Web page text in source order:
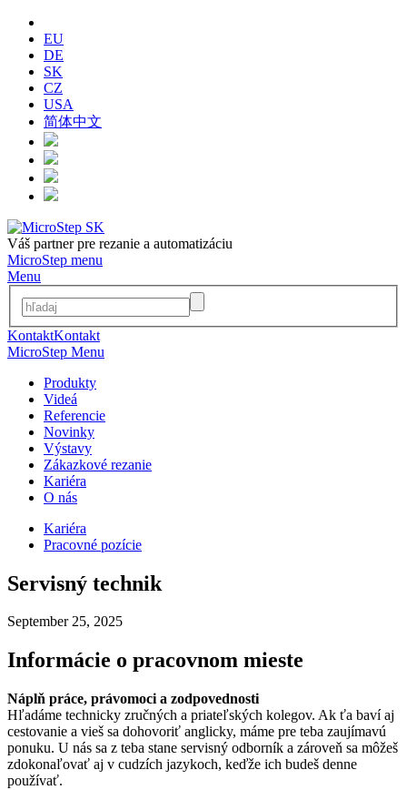
EU
DE
SK
CZ
USA
简体中文
Váš partner pre rezanie a automatizáciu
MicroStep menu
Menu
KontaktKontakt
MicroStep Menu
Produkty
Videá
Referencie
Novinky
Výstavy
Zákazkové rezanie
Kariéra
O nás
Kariéra
Pracovné pozície
Servisný technik
September 25, 2025
Informácie o pracovnom mieste
Náplň práce, právomoci a zodpovednosti
Hľadáme technicky zručných a priateľských kolegov. Ak ťa baví aj
cestovanie a vieš sa dohovoriť anglicky, máme pre teba zaujímavú
ponuku. U nás sa z teba stane servisný odborník a zároveň sa môžeš
zdokonaľovať aj v cudzích jazykoch, keďže ich budeš denne
používať.